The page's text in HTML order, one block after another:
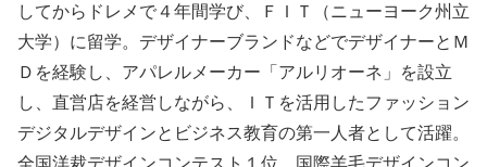
してからドレメで４年間学び、ＦＩＴ（ニューヨーク州立
大学）に留学。デザイナーブランドなどでデザイナーとＭ
Ｄを経験し、アパレルメーカー「アルリオーネ」を設立
し、直営店を経営しながら、ＩＴを活用したファッション
デジタルデザインとビジネス教育の第一人者として活躍。
全国洋裁デザインコンテスト１位、国際羊毛デザインコン